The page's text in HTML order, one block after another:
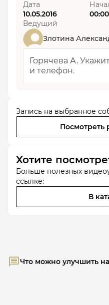
Дата
10.05.2016
00:00
Ведущий
Злотина
Горячева А.
и телефон.
Запись на выбранное
Посмотреть
Хотите
Больше полезных
ссылке:
В
Что можно улучшить